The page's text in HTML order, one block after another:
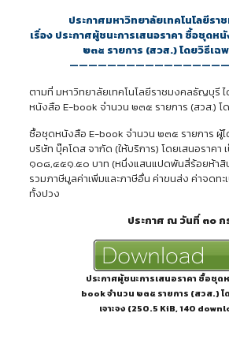
ประกาศมหาวิทยาลัยเทคโนโลยีร
เรื่อง ประกาศผู้ชนะการเสนอราคา ซื้อชุดห
๒๓๕ รายการ (สวส.) โดยวิธีเฉพ
ตามที่ มหาวิทยาลัยเทคโนโลยีราชมงคลธัญบุรี
หนังสือ E-book จำนวน ๒๓๕ รายการ (สวส.) โด
ซื้อชุดหนังสือ E-book จำนวน ๒๓๕ รายการ ผู้ไ
บริษัท บุ๊คโดส จากัด (ให้บริการ) โดยเสนอราคา
๑๐๘,๔๕๑.๕๐ บาท (หนึ่งแสนแปดพันสี่ร้อยห้าสิ
รวมภาษีมูลค่าเพิ่มและภาษีอื่น ค่าขนส่ง ค่าจดทะ
ทั้งปวง
ประกาศ ณ วันที่ ๓๐
ประกาศผู้ชนะการเสนอราคา ซื้อชุด
book จำนวน ๒๓๕ รายการ (สวส.) โ
เจาะจง (250.5 KiB, 140